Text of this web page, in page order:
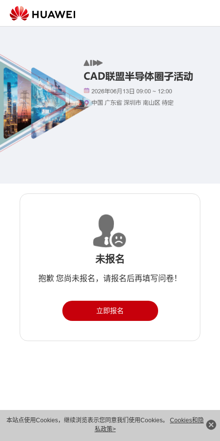
本站点使用Cookies，继续浏览表示您同意我们使用Cookies。 Cookies和隐
私政策>
未报名
抱歉 您尚未报名，请报名后再填写问卷！
立即报名
版权所有 © 华为技术有限公司 1998-2026。 保留一切权利。粤A2-20044005号
隐私保护
法律声明